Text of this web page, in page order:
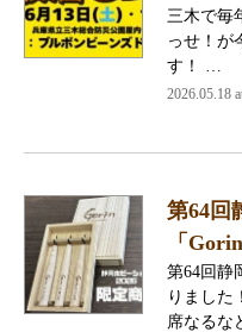
三木で毎
っせ！が
す！ …
2026.05.18
第64回
「
第64回静
りました
席なるな